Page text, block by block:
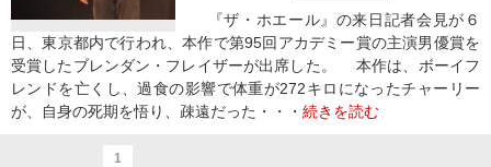
『ザ・ホエール』の来日記者会見が６
日、東京都内で行われ、本作で第95回アカデミー賞の主演男優賞を
受賞したブレンダン・フレイザーが出席した。 本作は、ボーイフ
レンドを亡くし、過食の影響で体重が272キロになったチャーリー
が、自身の死期を悟り、疎遠だった・・・ 続きを読む
1